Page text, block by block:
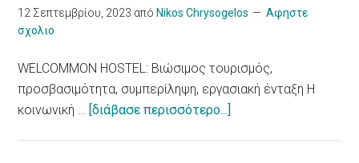
έρευνα/
an
Increased
Risk
12 Σεπτεμβρίου, 2023 από Nikos Chrysogelos
Αφηστε
σχολιο
WELCOMMON HOSTEL: Βιώσιμος τουρισμός,
προσβασιμότητα, συμπερίληψη, εργασιακή ένταξη Η
κοινωνική … [διάβασε περισσότερο...]